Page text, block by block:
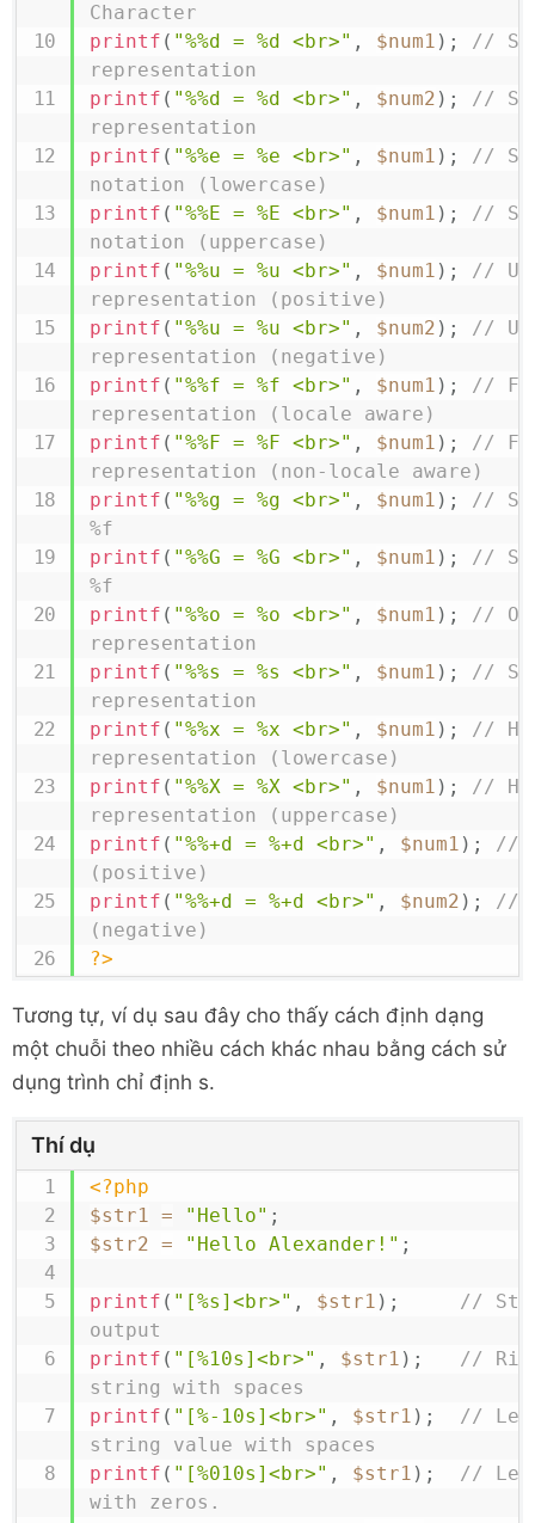
Character
printf ( "%%d = %d <br>" , $num1 ) ;
//
representation
printf ( "%%d = %d <br>" , $num2 ) ;
//
representation
printf ( "%%e = %e <br>" , $num1 ) ;
//
notation (lowercase)
printf ( "%%E = %E <br>" , $num1 ) ;
//
notation (uppercase)
printf ( "%%u = %u <br>" , $num1 ) ;
//
representation (positive)
printf ( "%%u = %u <br>" , $num2 ) ;
//
representation (negative)
printf ( "%%f = %f <br>" , $num1 ) ;
//
representation (locale aware)
printf ( "%%F = %F <br>" , $num1 ) ;
//
representation (non-locale aware)
printf ( "%%g = %g <br>" , $num1 ) ;
//
%f
printf ( "%%G = %G <br>" , $num1 ) ;
//
%f
printf ( "%%o = %o <br>" , $num1 ) ;
//
representation
printf ( "%%s = %s <br>" , $num1 ) ;
//
representation
printf ( "%%x = %x <br>" , $num1 ) ;
//
representation (lowercase)
printf ( "%%X = %X <br>" , $num1 ) ;
//
representation (uppercase)
printf ( "%%+d = %+d <br>" , $num1 ) ;
//
(positive)
printf ( "%%+d = %+d <br>" , $num2 ) ;
//
(negative)
?>
Tương tự, ví dụ sau đây cho thấy cách định dạng
một chuỗi theo nhiều cách khác nhau bằng cách sử
dụng trình chỉ định s.
Thí dụ
<?php
$str1 = "Hello" ;
$str2 = "Hello Alexander!" ;
printf ( "[%s]<br>" , $str1 ) ;
//
output
printf ( "[%10s]<br>" , $str1 ) ;
//
string with spaces
printf ( "[%-10s]<br>" , $str1 ) ;
//
string value with spaces
printf ( "[%010s]<br>" , $str1 ) ;
//
with zeros.